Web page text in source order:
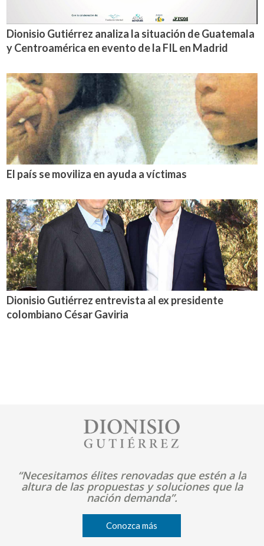
Dionisio Gutiérrez analiza la situación de Guatemala
y Centroamérica en evento de la FIL en Madrid
El país se moviliza en ayuda a víctimas
Dionisio Gutiérrez entrevista al ex presidente
colombiano César Gaviria
“Necesitamos élites renovadas que estén a la
altura de las propuestas y soluciones que la
nación demanda”.
Conozca más